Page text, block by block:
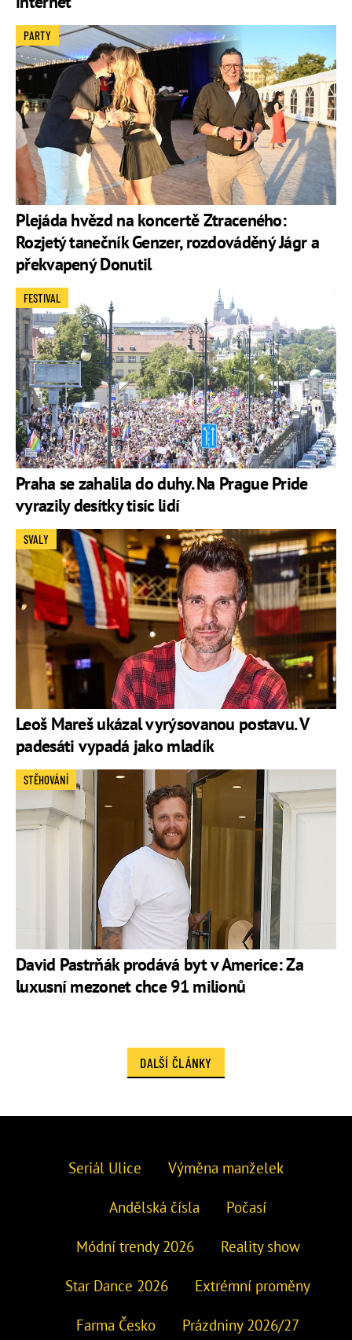
Plejáda hvězd na koncertě Ztraceného:
Rozjetý tanečník Genzer, rozdováděný Jágr a
překvapený Donutil
PARTY
Praha se zahalila do duhy. Na Prague Pride
vyrazily desítky tisíc lidí
FESTIVAL
Leoš Mareš ukázal vyrýsovanou postavu. V
padesáti vypadá jako mladík
SVALY
David Pastrňák prodává byt v Americe: Za
luxusní mezonet chce 91 milionů
STĚHOVÁNÍ
DALŠÍ ČLÁNKY
Seriál Ulice Výměna manželek
Andělská čísla Počasí
Módní trendy 2026 Reality show
Star Dance 2026 Extrémní proměny
Farma Česko Prázdniny 2026/27